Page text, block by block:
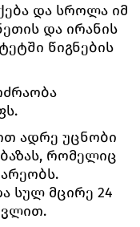
და სროლა იმ
და ირანის
წიგნების
ადრე უცნობი
რომელიც
სულ მცირე 24